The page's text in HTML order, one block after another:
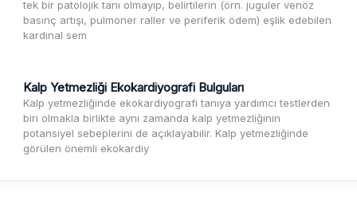
tek bir patolojik tanı olmayıp, belirtilerin (örn. juguler venöz
basınç artışı, pulmoner raller ve periferik ödem) eşlik edebilen
kardinal sem
Kalp Yetmezliği Ekokardiyografi Bulguları
Kalp yetmezliğinde ekokardiyografi tanıya yardımcı testlerden
biri olmakla birlikte aynı zamanda kalp yetmezliğinin
potansiyel sebeplerini de açıklayabilir. Kalp yetmezliğinde
görülen önemli ekokardiy